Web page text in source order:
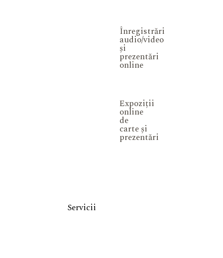
Înregistrări
audio/video
și
prezentări
online
Expoziții
online
de
carte și
prezentări
Servicii